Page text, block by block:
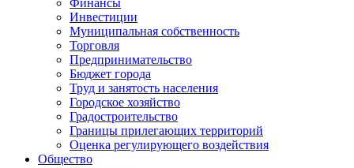
Финансы
Инвестиции
Муниципальная собственность
Торговля
Предпринимательство
Бюджет города
Труд и занятость населения
Городское хозяйство
Градостроительство
Границы прилегающих территорий
Оценка регулирующего воздействия
Общество